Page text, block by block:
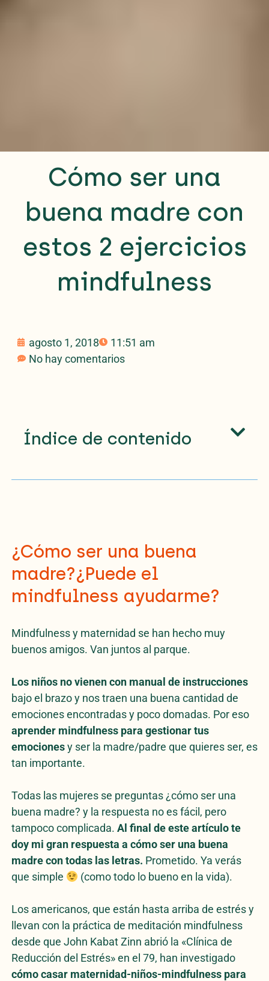
Cómo ser una
buena madre con
estos 2 ejercicios
mindfulness
agosto 1, 2018
11:51 am
No hay comentarios
Índice de contenido
¿Cómo ser una buena
madre?¿Puede el
mindfulness ayudarme?
Mindfulness y maternidad se han hecho muy
buenos amigos. Van juntos al parque.
Los niños no vienen con manual de instrucciones
bajo el brazo y nos traen una buena cantidad de
emociones encontradas y poco domadas. Por eso
aprender mindfulness para gestionar tus
emocionesy ser la madre/padre que quieres ser, es
tan importante.
Todas las mujeres se preguntas ¿cómo ser una
buena madre? y la respuesta no es fácil, pero
tampoco complicada. Al final de este artículo te
doy mi gran respuesta a cómo ser una buena
madre con todas las letras. Prometido. Ya verás
que simple
(como todo lo bueno en la vida).
Los americanos, que están hasta arriba de estrés y
llevan con la práctica de meditación mindfulness
desde que John Kabat Zinn abrió la «Clínica de
Reducción del Estrés» en el 79, han investigado
cómo casar maternidad-niños-mindfulness para